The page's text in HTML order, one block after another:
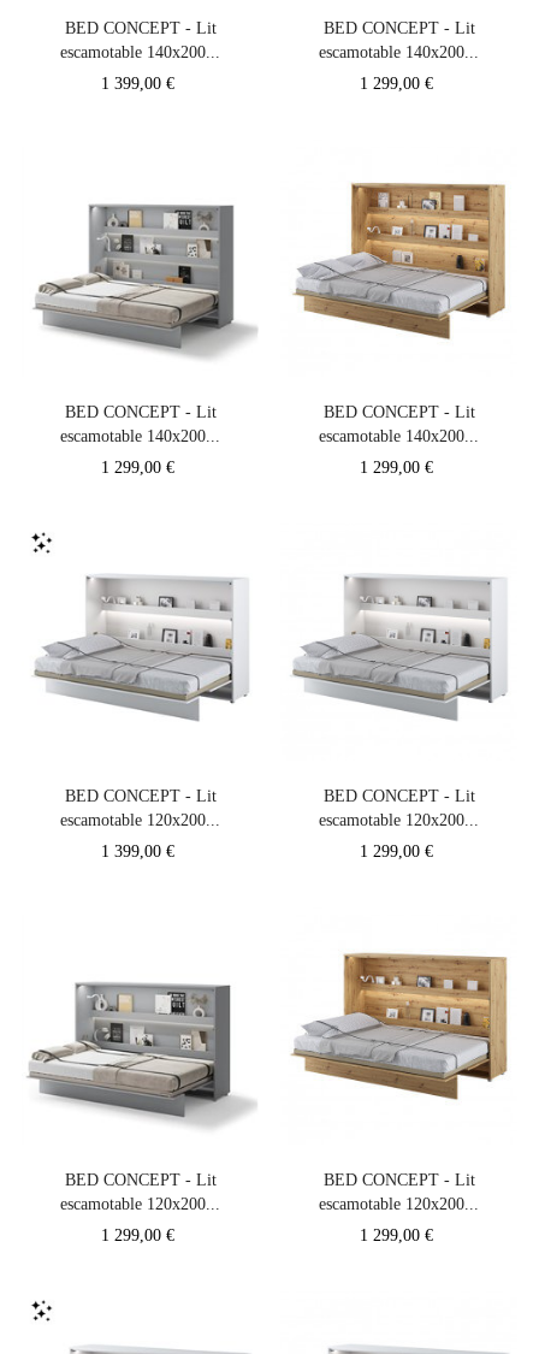
BED CONCEPT - Lit
escamotable 140x200...
Prix
1 399,00 €
BED CONCEPT - Lit
escamotable 140x200...
Prix
1 299,00 €
BED CONCEPT - Lit
escamotable 140x200...
Prix
1 299,00 €
BED CONCEPT - Lit
escamotable 140x200...
Prix
1 299,00 €
BED CONCEPT - Lit
escamotable 120x200...
Prix
1 399,00 €
BED CONCEPT - Lit
escamotable 120x200...
Prix
1 299,00 €
BED CONCEPT - Lit
escamotable 120x200...
Prix
1 299,00 €
BED CONCEPT - Lit
escamotable 120x200...
Prix
1 299,00 €